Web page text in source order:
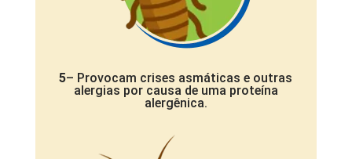
5– Provocam crises asmáticas e outras
alergias por causa de uma proteína
alergênica.